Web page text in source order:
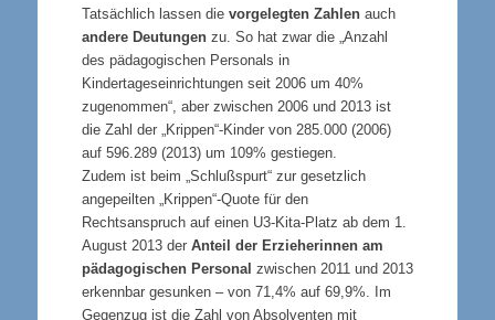
Tatsächlich lassen die vorgelegten Zahlenauch
andere Deutungen zu. So hat zwar die „Anzahl
des pädagogischen Personals in
Kindertageseinrichtungen seit 2006 um 40%
zugenommen“, aber zwischen 2006 und 2013 ist
die Zahl der „Krippen“-Kinder von 285.000 (2006)
auf 596.289 (2013) um 109% gestiegen.
Zudem ist beim „Schlußspurt“ zur gesetzlich
angepeilten „Krippen“-Quote für den
Rechtsanspruch auf einen U3-Kita-Platz ab dem 1.
August 2013 der Anteil der Erzieherinnen am
pädagogischen Personal zwischen 2011 und 2013
erkennbar gesunken – von 71,4% auf 69,9%. Im
Gegenzug ist die Zahl von Absolventen mit